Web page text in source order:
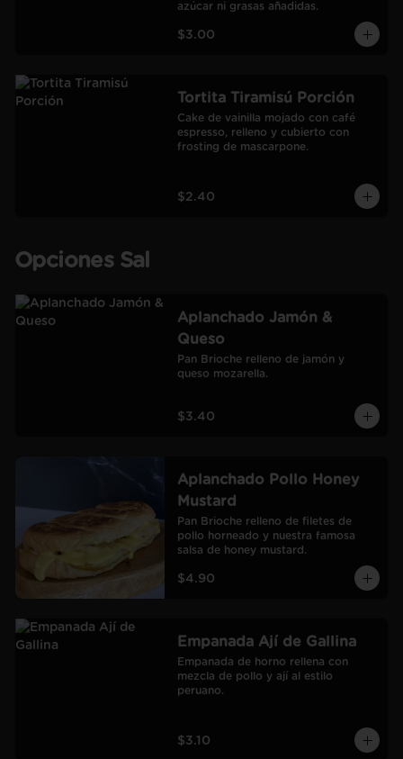
azúcar ni grasas añadidas.
$3.00
Tortita Tiramisú Porción
Cake de vainilla mojado con café
espresso, relleno y cubierto con
frosting de mascarpone.
$2.40
Opciones Sal
Aplanchado Jamón &
Queso
Pan Brioche relleno de jamón y
queso mozarella.
$3.40
Aplanchado Pollo Honey
Mustard
Pan Brioche relleno de filetes de
pollo horneado y nuestra famosa
salsa de honey mustard.
$4.90
Empanada Ají de Gallina
Empanada de horno rellena con
mezcla de pollo y ají al estilo
peruano.
$3.10